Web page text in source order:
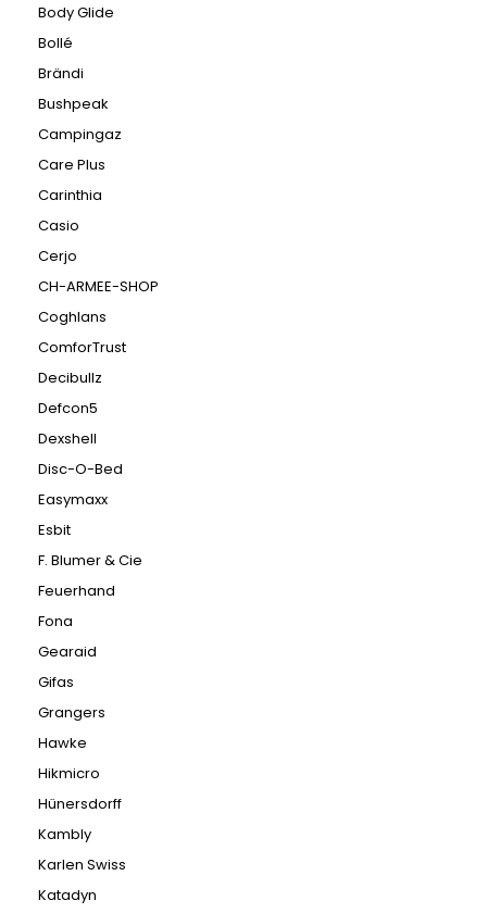
Body Glide
Bollé
Brändi
Bushpeak
Campingaz
Care Plus
Carinthia
Casio
Cerjo
CH-ARMEE-SHOP
Coghlans
ComforTrust
Decibullz
Defcon5
Dexshell
Disc-O-Bed
Easymaxx
Esbit
F. Blumer & Cie
Feuerhand
Fona
Gearaid
Gifas
Grangers
Hawke
Hikmicro
Hünersdorff
Kambly
Karlen Swiss
Katadyn